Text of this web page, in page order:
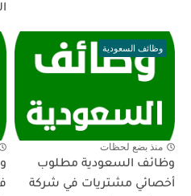
وظائف السعودية
منذ بضع لحظات
وظائف السعودية مطلوب
أخصائي مشتريات في شركة